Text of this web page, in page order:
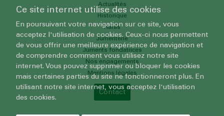
Actualités
Historique
Haras
Jumenterie
Juments fondatrices
Nos engagements
Mentions légales
Contact
Ce site internet utilise des cookies
En poursuivant votre navigation sur ce site, vous
acceptez l'utilisation de cookies. Ceux-ci nous permettent
de vous offrir une meilleure expérience de navigation et
de comprendre comment vous utilisez notre site
internet. Vous pouvez supprimer ou bloquer les cookies
mais certaines parties du site ne fonctionneront plus. En
utilisant notre site internet, vous acceptez l'utilisation
des cookies.